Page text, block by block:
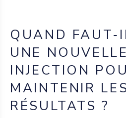
QUAND
UNE NOUVELLE
INJECTION
MAINTENIR LES
RÉSULTATS ?